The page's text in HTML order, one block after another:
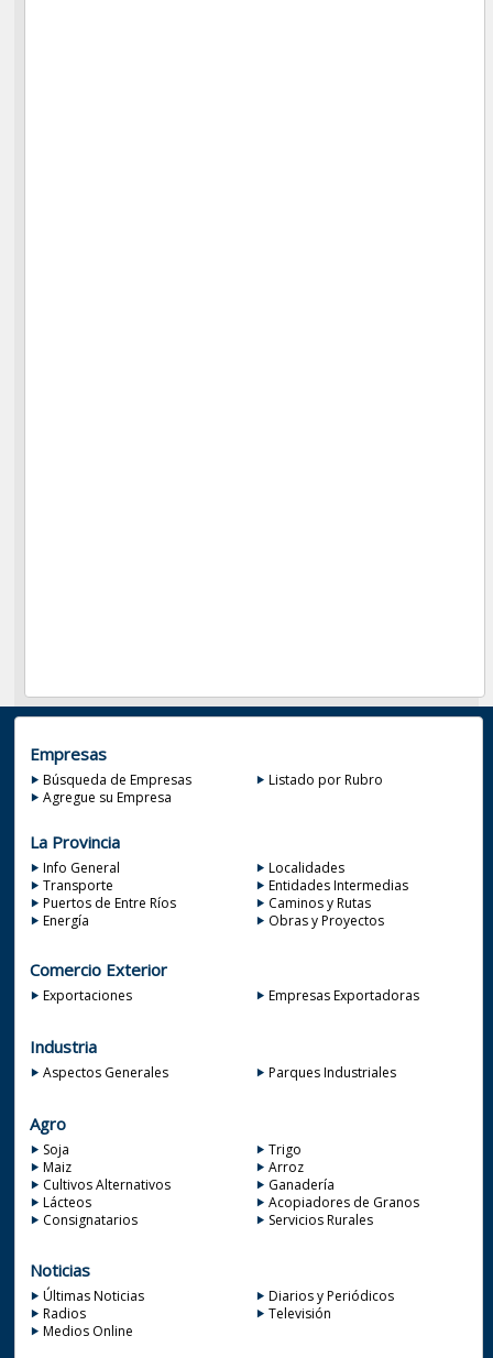
Empresas
Búsqueda de Empresas
Listado por Rubro
Agregue su Empresa
La Provincia
Info General
Localidades
Transporte
Entidades Intermedias
Puertos de Entre Ríos
Caminos y Rutas
Energía
Obras y Proyectos
Comercio Exterior
Exportaciones Empresas Exportadoras
Industria
Aspectos Generales Parques Industriales
Agro
Soja
Trigo
Maiz
Arroz
Cultivos Alternativos
Ganadería
Lácteos
Acopiadores de Granos
Consignatarios
Servicios Rurales
Noticias
Últimas Noticias
Diarios y Periódicos
Radios
Televisión
Medios Online